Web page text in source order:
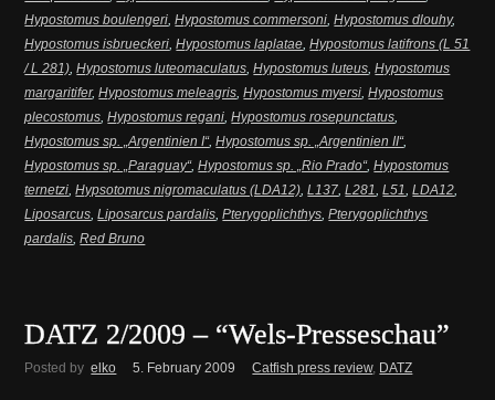
Hypostomus boulengeri,Hypostomus commersoni,Hypostomus dlouhy,
Hypostomus isbrueckeri,Hypostomus laplatae,Hypostomus latifrons (L 51
/ L 281),Hypostomus luteomaculatus,Hypostomus luteus,Hypostomus
margaritifer,Hypostomus meleagris,Hypostomus myersi,Hypostomus
plecostomus,Hypostomus regani,Hypostomus rosepunctatus,
Hypostomus sp. „Argentinien I“,Hypostomus sp. „Argentinien II“,
Hypostomus sp. „Paraguay“,Hypostomus sp. „Rio Prado“,Hypostomus
ternetzi,Hypsotomus nigromaculatus (LDA12),L137,L281,L51,LDA12,
Liposarcus,Liposarcus pardalis,Pterygoplichthys,Pterygoplichthys
pardalis,Red Bruno
DATZ 2/2009 – “Wels-Presseschau”
Posted by elko 5. February 2009 Catfish press review, DATZ